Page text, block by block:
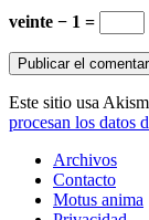
veinte − 1 =
Este sitio usa
procesan los datos
Archivos
Contacto
Motus anima